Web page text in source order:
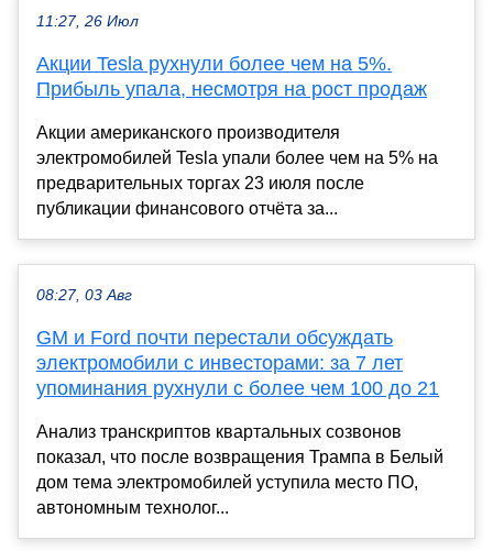
11:27, 26 Июл
Акции Tesla рухнули более чем на 5%.
Прибыль упала, несмотря на рост продаж
Акции американского производителя
электромобилей Tesla упали более чем на 5% на
предварительных торгах 23 июля после
публикации финансового отчёта за...
08:27, 03 Авг
GM и Ford почти перестали обсуждать
электромобили с инвесторами: за 7 лет
упоминания рухнули с более чем 100 до 21
Анализ транскриптов квартальных созвонов
показал, что после возвращения Трампа в Белый
дом тема электромобилей уступила место ПО,
автономным технолог...